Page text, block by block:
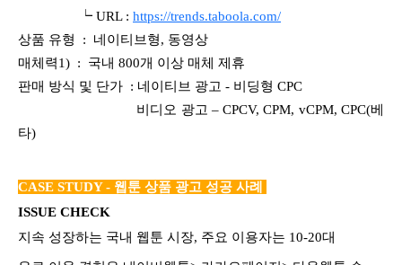
┕ URL : https://trends.taboola.com/
상품 유형 : 네이티브형, 동영상
매체력1) : 국내 800개 이상 매체 제휴
판매 방식 및 단가 : 네이티브 광고 - 비딩형 CPC
비디오 광고 – CPCV, CPM, vCPM, CPC(베
타)
CASE STUDY - 웹툰 상품 광고 성공 사례
ISSUE CHECK
지속 성장하는 국내 웹툰 시장, 주요 이용자는 10-20대